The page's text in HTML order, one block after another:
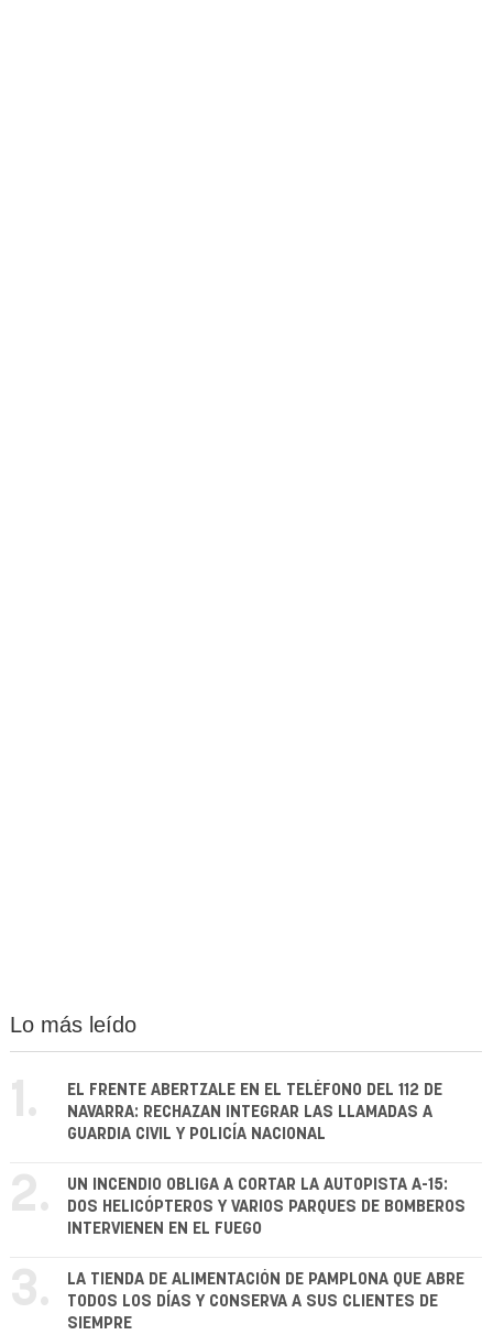
Lo más leído
1.
EL FRENTE ABERTZALE EN EL TELÉFONO DEL 112 DE
NAVARRA: RECHAZAN INTEGRAR LAS LLAMADAS A
GUARDIA CIVIL Y POLICÍA NACIONAL
2.
UN INCENDIO OBLIGA A CORTAR LA AUTOPISTA A-15:
DOS HELICÓPTEROS Y VARIOS PARQUES DE BOMBEROS
INTERVIENEN EN EL FUEGO
3.
LA TIENDA DE ALIMENTACIÓN DE PAMPLONA QUE ABRE
TODOS LOS DÍAS Y CONSERVA A SUS CLIENTES DE
SIEMPRE